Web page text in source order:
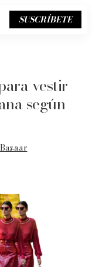
SUSCRÍBETE
vestir
según